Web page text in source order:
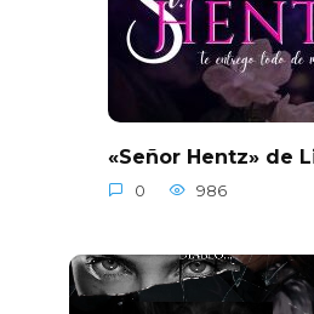
«Señor Hentz» de
0 986